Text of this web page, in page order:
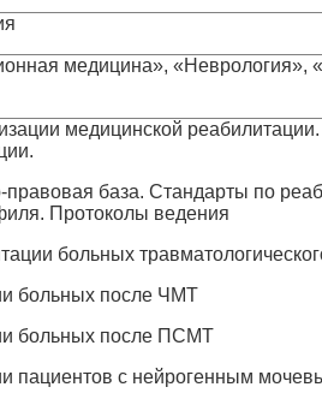
медицина», «Неврология»,
медицинской
база. Стандарты по
Протоколы ведения
больных
больных после ЧМТ
больных после ПСМТ
пациентов с нейрогенным